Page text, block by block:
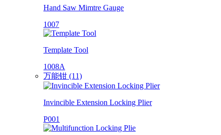
Hand Saw Mimtre Gauge
1007
Template Tool
1008A
万能钳 (11)
Invincible Extension Locking Plier
P001